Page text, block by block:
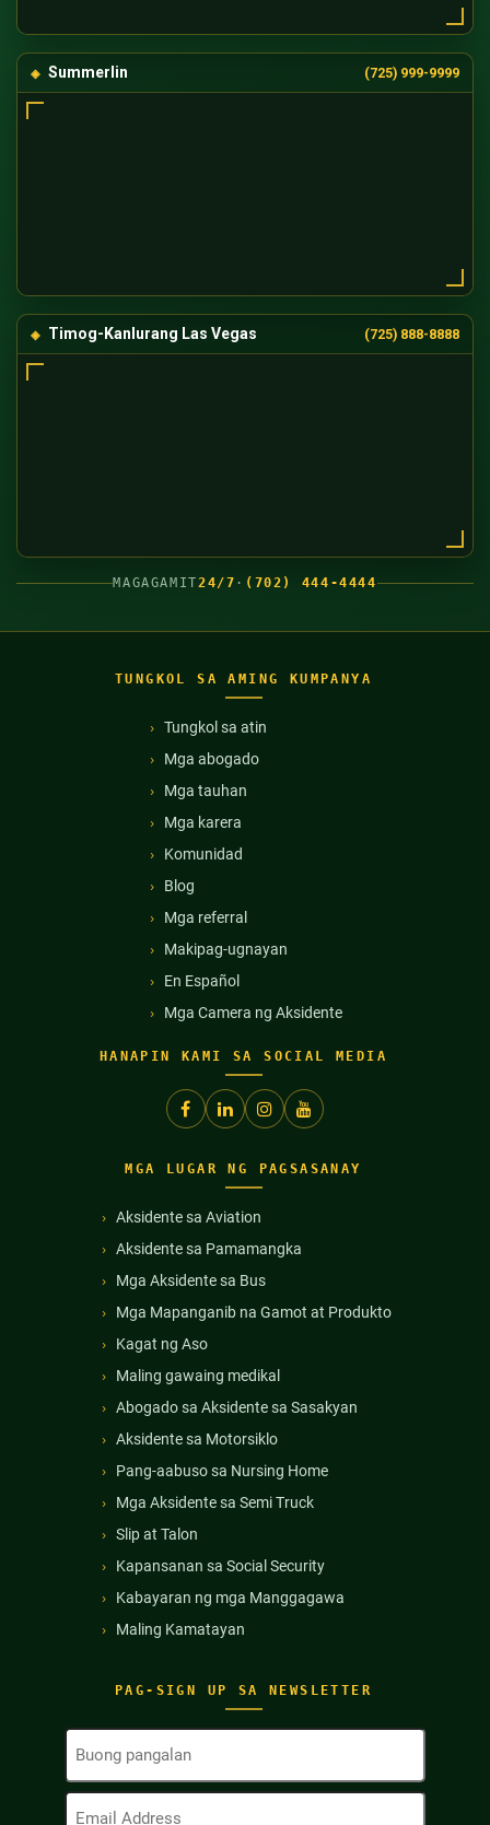
Summerlin (725) 999-9999
Timog-Kanlurang Las Vegas (725) 888-8888
MAGAGAMIT24/7 · (702) 444-4444
TUNGKOL SA AMING KUMPANYA
Tungkol sa atin
Mga abogado
Mga tauhan
Mga karera
Komunidad
Blog
Mga referral
Makipag-ugnayan
En Español
Mga Camera ng Aksidente
HANAPIN KAMI SA SOCIAL MEDIA
PAG-SIGN UP SA NEWSLETTER
Buong
(Kinakailangan)
Email
MGA LUGAR NG PAGSASANAY
Aksidente sa Aviation
Aksidente sa Pamamangka
Mga Aksidente sa Bus
Mga Mapanganib na Gamot at Produkto
Kagat ng Aso
Maling gawaing medikal
Abogado sa Aksidente sa Sasakyan
Aksidente sa Motorsiklo
Pang-aabuso sa Nursing Home
Mga Aksidente sa Semi Truck
Slip at Talon
Kapansanan sa Social Security
Kabayaran ng mga Manggagawa
Maling Kamatayan